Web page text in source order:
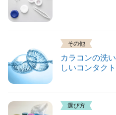
その他
カラコンの洗
しいコンタク
選び方